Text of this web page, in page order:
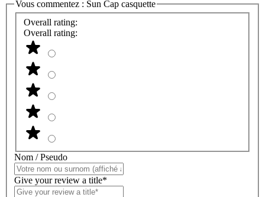
Vous commentez : Sun Cap casquette
Overall rating:
Overall rating:
Nom / Pseudo
Give your review a title*